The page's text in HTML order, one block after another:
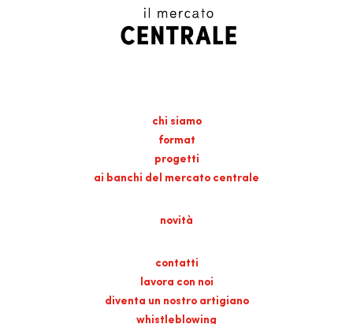
chi siamo
format
progetti
ai banchi del mercato centrale
novità
contatti
lavora con noi
diventa un nostro artigiano
whistleblowing